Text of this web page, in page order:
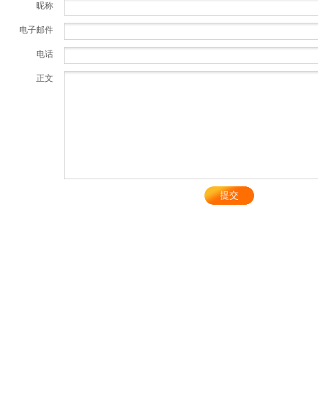
昵称
电子邮件
电话
正文